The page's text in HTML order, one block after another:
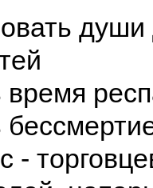
души
время
-